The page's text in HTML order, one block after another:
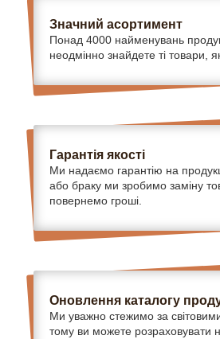
Значний асортимент
Понад 4000 найменувань
неодмінно знайдете ті товари,
Гарантія якості
Ми надаємо гарантію на
або браку ми зробимо заміну
повернемо гроші.
Оновлення каталогу
Ми уважно стежимо за
тому ви можете розраховувати